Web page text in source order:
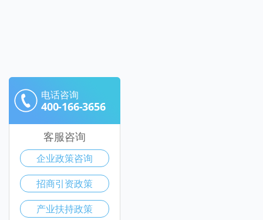
电话咨询
400-166-3656
客服咨询
企业政策咨询
招商引资政策
产业扶持政策